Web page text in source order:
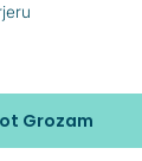
Grozam